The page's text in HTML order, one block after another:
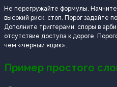
Не перегружайте формулы. Начните
высокий риск, стоп. Порог задайте
Дополните триггерами: споры в
отсутствие доступа к дороге.
чем «черный ящик».
Пример простого